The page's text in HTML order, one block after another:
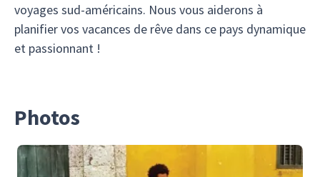
voyages sud-américains. Nous vous aiderons à
planifier vos vacances de rêve dans ce pays dynamique
et passionnant !
Photos